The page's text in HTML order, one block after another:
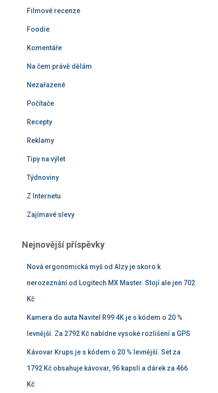
Filmové recenze
Foodie
Komentáře
Na čem právě dělám
Nezařazené
Počítače
Recepty
Reklamy
Tipy na výlet
Týdnoviny
Z Internetu
Zajímavé slevy
Nejnovější příspěvky
Nová ergonomická myš od Alzy je skoro k
nerozeznání od Logitech MX Master. Stojí ale jen 702
Kč
Kamera do auta Navitel R99 4K je s kódem o 20 %
levnější. Za 2792 Kč nabídne vysoké rozlišení a GPS
Kávovar Krups je s kódem o 20 % levnější. Set za
1792 Kč obsahuje kávovar, 96 kapslí a dárek za 466
Kč